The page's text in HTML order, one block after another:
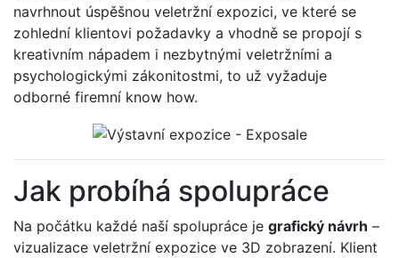
navrhnout úspěšnou veletržní expozici, ve které se
zohlední klientovi požadavky a vhodně se propojí s
kreativním nápadem i nezbytnými veletržními a
psychologickými zákonitostmi, to už vyžaduje
odborné firemní know how.
Jak probíhá spolupráce
Na počátku každé naší spolupráce je grafický návrh –
vizualizace veletržní expozice ve 3D zobrazení. Klient